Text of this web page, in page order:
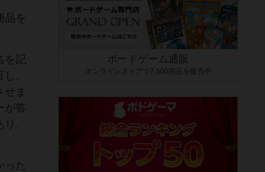
品を
を記
、
ま
が答
、
った
ボードゲーム通販
オンラインストアで7,500商品を販売中